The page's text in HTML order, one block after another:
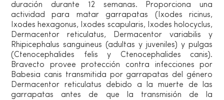
duración durante 12 semanas. Proporciona una
actividad para matar garrapatas (Ixodes ricinus,
Ixodes hexagonus, Ixodes scapularis, Ixodes holocyclus,
Dermacentor reticulatus, Dermacentor variabilis y
Rhipicephalus sanguineus (adultas y juveniles) y pulgas
(Ctenocephalides felis y Ctenocephalides canis).
Bravecto provee protección contra infecciones por
Babesia canis transmitida por garrapatas del género
Dermacentor reticulatus debido a la muerte de las
garrapatas antes de que la transmisión de la